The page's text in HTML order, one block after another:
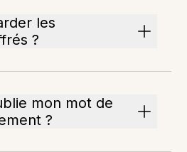
les
?
mon mot de
?